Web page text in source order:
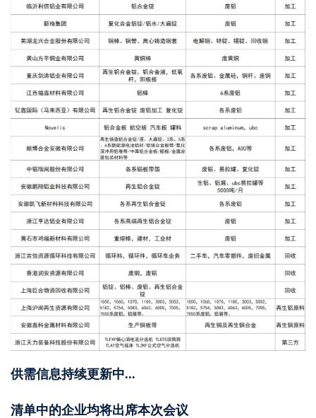
供需信息持续更新中...
清单中的企业均将出席本次会议